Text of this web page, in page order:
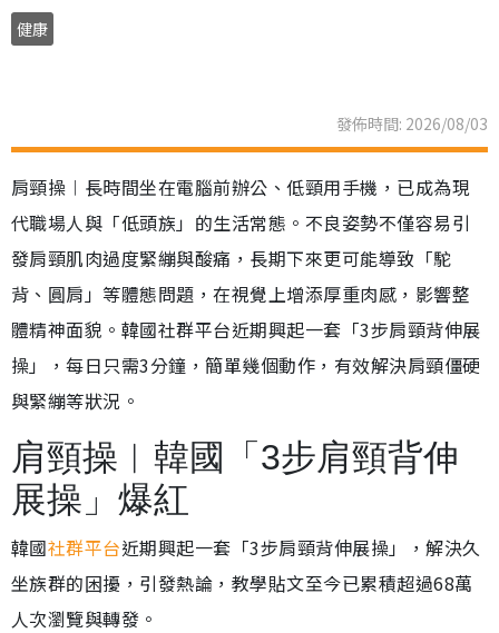
健康
發佈時間: 2026/08/03
肩頸操︱長時間坐在電腦前辦公、低頸用手機，已成為現
代職場人與「低頭族」的生活常態。不良姿勢不僅容易引
發肩頸肌肉過度緊繃與酸痛，長期下來更可能導致「駝
背、圓肩」等體態問題，在視覺上增添厚重肉感，影響整
體精神面貌。韓國社群平台近期興起一套「3步肩頸背伸展
操」，每日只需3分鐘，簡單幾個動作，有效解決肩頸僵硬
與緊繃等狀況。
肩頸操︱韓國「3步肩頸背伸
展操」爆紅
韓國社群平台近期興起一套「3步肩頸背伸展操」，解決久
坐族群的困擾，引發熱論，教學貼文至今已累積超過68萬
人次瀏覽與轉發。